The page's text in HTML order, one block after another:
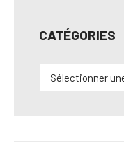
CATÉGORIES
Catégories